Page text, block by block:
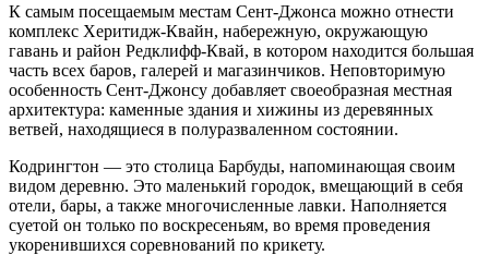
К самым посещаемым местам Сент-Джонса можно отнести
комплекс Херитидж-Квайн, набережную, окружающую
гавань и район Редклифф-Квай, в котором находится большая
часть всех баров, галерей и магазинчиков. Неповторимую
особенность Сент-Джонсу добавляет своеобразная местная
архитектура: каменные здания и хижины из деревянных
ветвей, находящиеся в полуразваленном состоянии.
Кодрингтон — это столица Барбуды, напоминающая своим
видом деревню. Это маленький городок, вмещающий в себя
отели, бары, а также многочисленные лавки. Наполняется
суетой он только по воскресеньям, во время проведения
укоренившихся соревнований по крикету.